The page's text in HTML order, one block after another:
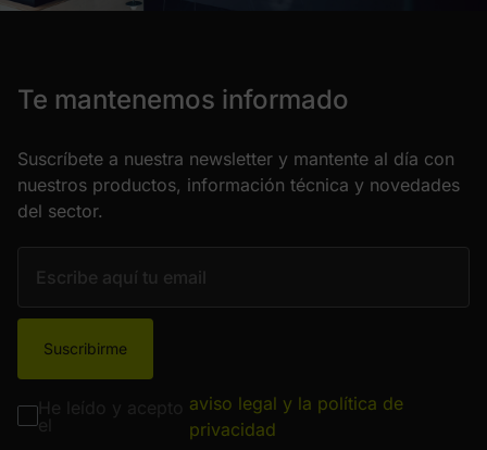
Te mantenemos informado
Suscríbete a nuestra newsletter y mantente al día con
nuestros productos, información técnica y novedades
del sector.
Suscribirme
aviso legal y la política de
privacidad